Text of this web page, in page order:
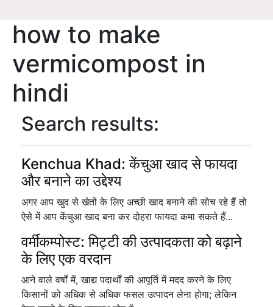
how to make
vermicompost in
hindi
Search results:
Kenchua Khad: केंचुआ खाद से फायदा
और बनाने का उद्देश्य
अगर आप खुद से खेतों के लिए अच्छी खाद बनाने की सोच रहे हैं तो
ऐसे में आप केंचुआ खाद बना कर दोहरा फायदा कमा सकते हैं...
वर्मीकम्पोस्ट: मिट्टी की उत्पादकता को बढ़ाने
के लिए एक वरदान
आने वाले वर्षों में, खाद्य पदार्थों की आपूर्ति में मदद करने के लिए
किसानों को अधिक से अधिक फसल उत्पादन लेना होगा; लेकिन